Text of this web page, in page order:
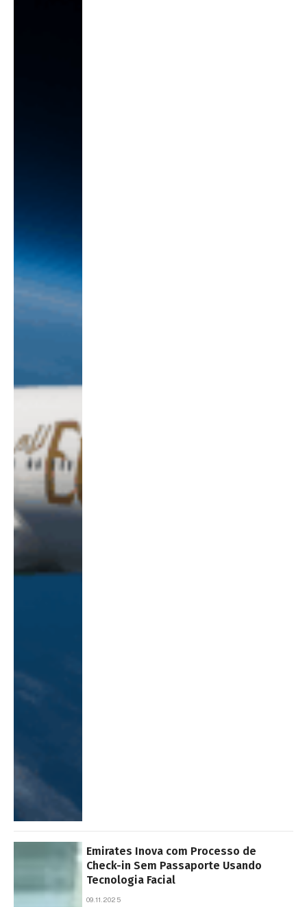
Emirates Inova com Processo de
Check-in Sem Passaporte Usando
Tecnologia Facial
09.11.2025